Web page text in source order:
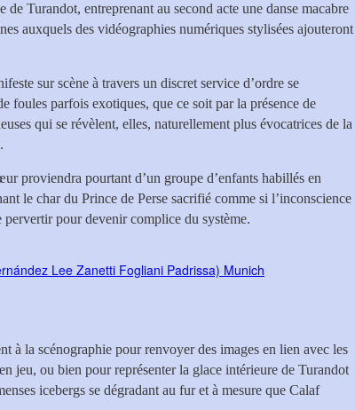
de Turandot, entreprenant au second acte une danse macabre
auxquels des vidéographies numériques stylisées ajouteront
sur scène à travers un discret service d’ordre se
foules parfois exotiques, que ce soit par la présence de
qui se révèlent, elles, naturellement plus évocatrices de la
proviendra pourtant d’un groupe d’enfants habillés en
le char du Prince de Perse sacrifié comme si l’inconscience
pervertir pour devenir complice du système.
à la scénographie pour renvoyer des images en lien avec les
jeu, ou bien pour représenter la glace intérieure de Turandot
icebergs se dégradant au fur et à mesure que Calaf